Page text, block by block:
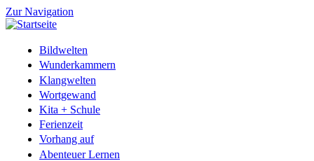
Zur Navigation
Bildwelten
Wunderkammern
Klangwelten
Wortgewand
Kita + Schule
Ferienzeit
Vorhang auf
Abenteuer Lernen